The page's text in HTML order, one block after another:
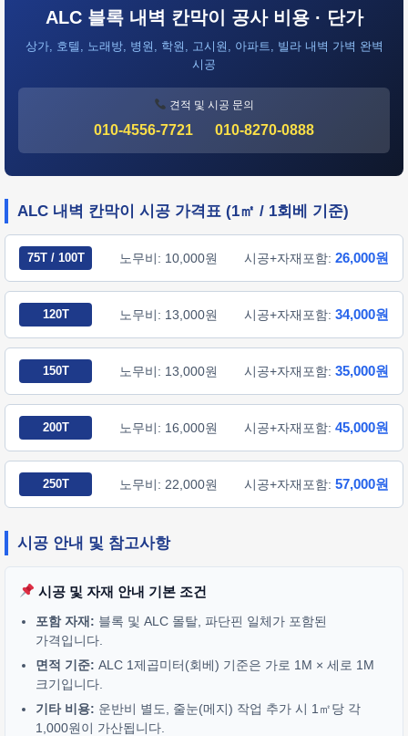
ALC 블록 내벽 칸막이 공사 비용 · 단가
상가, 호텔, 노래방, 병원, 학원, 고시원, 아파트, 빌라 내벽 가벽 완벽
시공
견적 및 시공 문의
010-4556-7721 010-8270-0888
ALC 내벽 칸막이 시공 가격표 (1㎡ / 1회베 기준)
75T / 100T 노무비: 10,000원 시공+자재포함: 26,000원
120T 노무비: 13,000원 시공+자재포함: 34,000원
150T 노무비: 13,000원 시공+자재포함: 35,000원
200T 노무비: 16,000원 시공+자재포함: 45,000원
250T 노무비: 22,000원 시공+자재포함: 57,000원
시공 안내 및 참고사항
시공 및 자재 안내 기본 조건
포함 자재: 블록 및 ALC 몰탈, 파단핀 일체가 포함된
가격입니다.
면적 기준: ALC 1제곱미터(회베) 기준은 가로 1M × 세로 1M
크기입니다.
기타 비용: 운반비 별도, 줄눈(메지) 작업 추가 시 1㎡당 각
1,000원이 가산됩니다.